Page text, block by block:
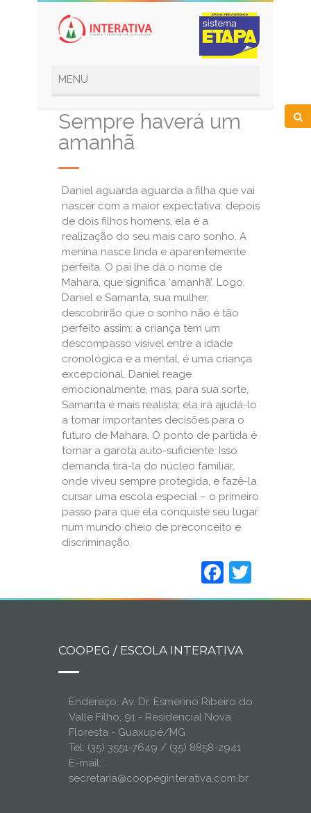
Sempre haverá um
amanhã
Daniel aguarda aguarda a filha que vai
nascer com a maior expectativa: depois
de dois filhos homens, ela é a
realização do seu mais caro sonho. A
menina nasce linda e aparentemente
perfeita. O pai lhe dá o nome de
Mahara, que significa ‘amanhã’. Logo,
Daniel e Samanta, sua mulher,
descobrirão que o sonho não é tão
perfeito assim: a criança tem um
descompasso visível entre a idade
cronológica e a mental, é uma criança
excepcional. Daniel reage
emocionalmente, mas, para sua sorte,
Samanta é mais realista; ela irá ajudá-lo
a tomar importantes decisões para o
futuro de Mahara. O ponto de partida é
tornar a garota auto-suficiente. Isso
demanda tirá-la do núcleo familiar,
onde viveu sempre protegida, e fazê-la
cursar uma escola especial – o primeiro
passo para que ela conquiste seu lugar
num mundo cheio de preconceito e
discriminação.
COOPEG / ESCOLA INTERATIVA
Endereço: Av. Dr. Esmerino Ribeiro do
Valle Filho, 91 - Residencial Nova
Floresta - Guaxupé/MG
Tel: (35) 3551-7649 / (35) 8858-2941
E-mail:
secretaria@coopeginterativa.com.br